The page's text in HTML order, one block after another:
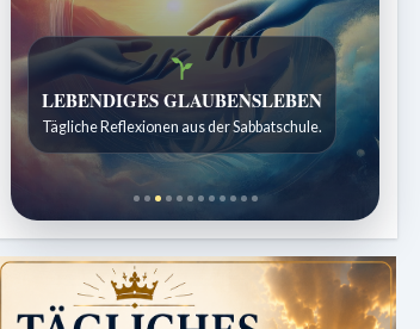
LEBENDIGES GLAUBENSLEBEN
Tägliche Reflexionen aus der Sabbatschule.